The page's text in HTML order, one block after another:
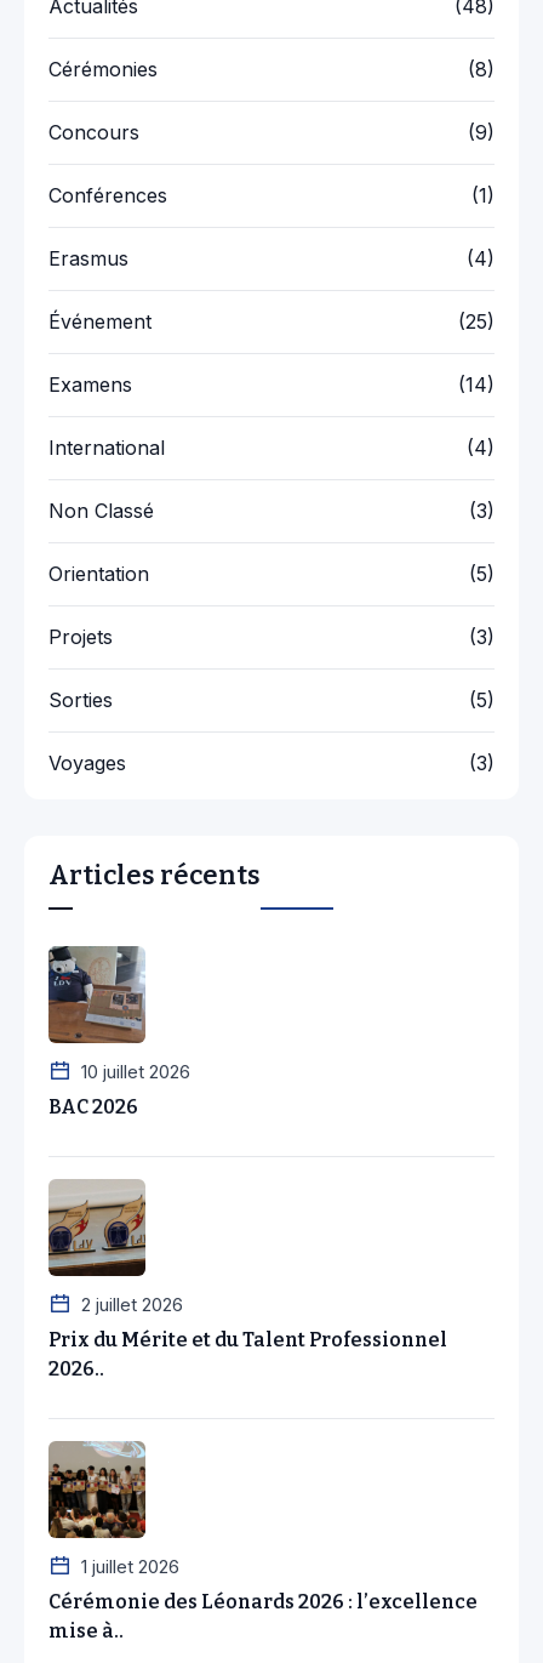
Actualités (48)
Cérémonies (8)
Concours (9)
Conférences (1)
Erasmus (4)
Événement (25)
Examens (14)
International (4)
Non Classé (3)
Orientation (5)
Projets (3)
Sorties (5)
Voyages (3)
Articles récents
10 juillet 2026
BAC 2026
2 juillet 2026
Prix du Mérite et du Talent Professionnel
2026..
1 juillet 2026
Cérémonie des Léonards 2026 : l’excellence
mise à..